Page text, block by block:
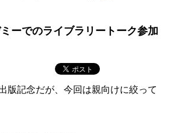
ーでのライブラリートーク参加
版記念だが、今回は親向けに絞って